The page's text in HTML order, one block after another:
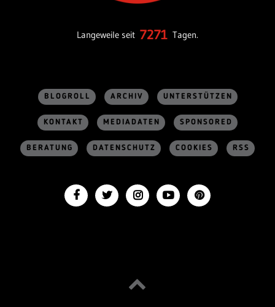
Langeweile seit 7271 Tagen.
BLOGROLL ARCHIV UNTERSTÜTZEN
KONTAKT MEDIADATEN SPONSORED
BERATUNG DATENSCHUTZ COOKIES RSS